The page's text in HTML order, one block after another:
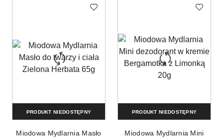
Miodowa Mydlarnia Masło
PRODUKT NIEDOSTĘPNY
Miodowa Mydlarnia Mini
PRODUKT NIEDOSTĘPNY